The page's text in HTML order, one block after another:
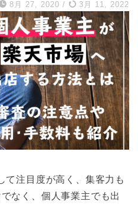
8月 27, 2020 / 3月 11, 2022
て注目度が高く、集客力も
なく、個人事業主でも出